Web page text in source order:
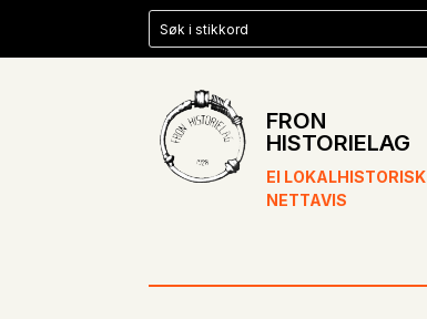
FRON
HISTORIELAG
EI LOKALHISTORISK
NETTAVIS